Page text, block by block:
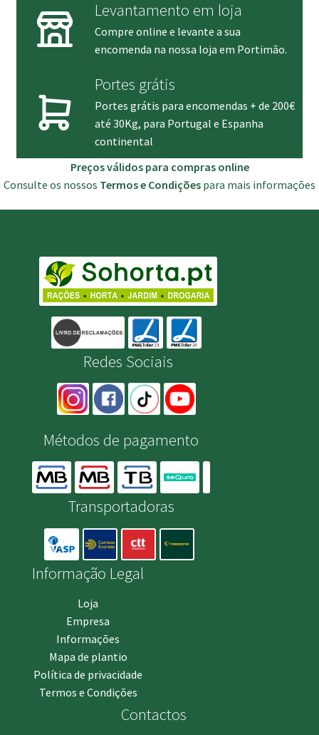
Levantamento em loja
Compre online e levante a sua
encomenda na nossa loja em Portimão.
Portes grátis
Portes grátis para encomendas + de 200€
até 30Kg, para Portugal e Espanha
continental
Preços válidos para compras online
Consulte os nossos Termos e Condições para mais informações
Redes Sociais
Métodos de pagamento
Transportadoras
Informação Legal
Loja
Empresa
Informações
Mapa de plantio
Política de privacidade
Termos e Condições
Contactos